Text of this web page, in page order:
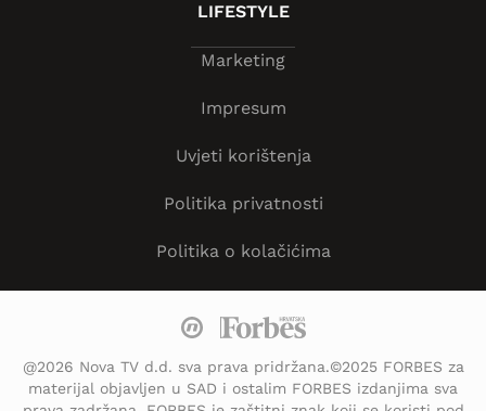
LIFESTYLE
Marketing
Impresum
Uvjeti korištenja
Politika privatnosti
Politika o kolačićima
@2026 Nova TV d.d. sva prava pridržana.©2025 FORBES za
materijal objavljen u SAD i ostalim FORBES izdanjima sva